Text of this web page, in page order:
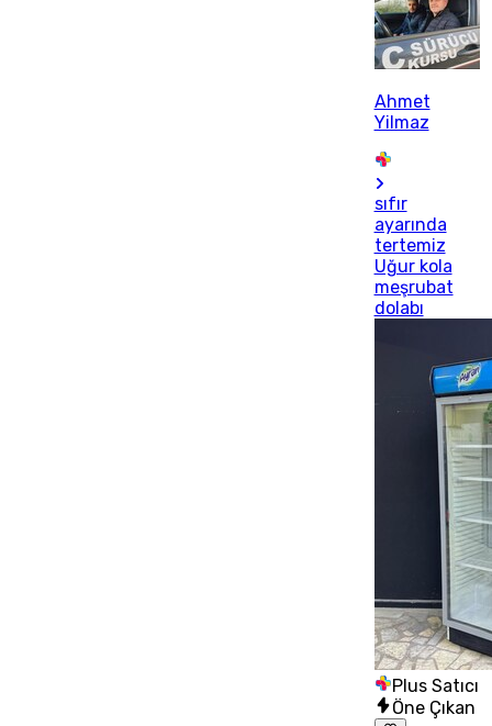
Ahmet
Yilmaz
sıfır
ayarında
tertemiz
Uğur kola
meşrubat
dolabı
Plus Satıcı
Öne Çıkan